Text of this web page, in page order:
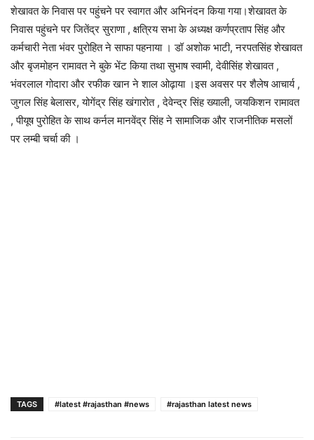
शेखावत के निवास पर पहुंचने पर स्वागत और अभिनंदन किया गया।शेखावत के
निवास पहुंचने पर जितेंद्र सुराणा , क्षत्रिय सभा के अध्यक्ष कर्णप्रताप सिंह और
कर्मचारी नेता भंवर पुरोहित ने साफा पहनाया । डॉ अशोक भाटी, नरपतसिंह शेखावत
और बृजमोहन रामावत ने बुके भेंट किया तथा सुभाष स्वामी, देवीसिंह शेखावत ,
भंवरलाल गोदारा और रफीक खान ने शाल ओढ़ाया ।इस अवसर पर शैलेष आचार्य ,
जुगल सिंह बेलासर, योगेंद्र सिंह खंगारोत , देवेन्द्र सिंह ख्याली, जयकिशन रामावत
, पीयूष पुरोहित के साथ कर्नल मानवेंद्र सिंह ने सामाजिक और राजनीतिक मसलों
पर लम्बी चर्चा की ।
TAGS #latest #rajasthan #news #rajasthan latest news